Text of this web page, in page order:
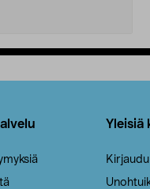
Yleisiä